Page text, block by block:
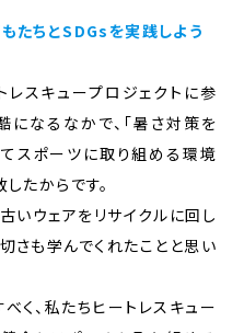
たちとSDGsを実践しよう
レスキュープロジェクトに参
なるなかで、「暑さ対策を
スポーツに取り組める環境
たからです。
いウェアをリサイクルに回し
さも学んでくれたことと思い
く、私たちヒートレスキュー